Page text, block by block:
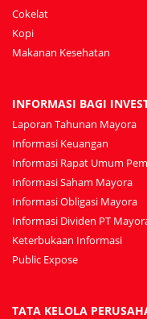
Cokelat
Kopi
Makanan Kesehatan
INFORMASI BAGI
Laporan Tahunan Mayora
Informasi Keuangan
Informasi Rapat Umum
Informasi Saham Mayora
Informasi Obligasi Mayora
Informasi Dividen PT
Keterbukaan Informasi
Public Expose
TATA KELOLA